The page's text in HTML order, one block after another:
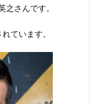
之さんです。
ています。